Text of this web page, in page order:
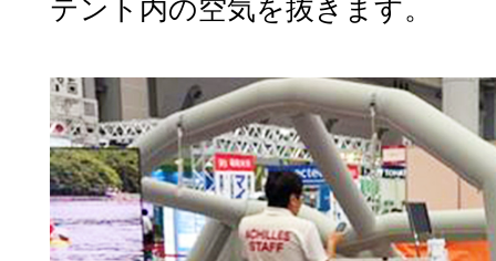
テント内の空気を抜きます。